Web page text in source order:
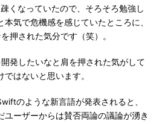
くなっていたので、そろそろ勉強し
気で危機感を感じていたところに、
押された気分です（笑）。
発したいなと肩を押された気がして
はないと思います。
のような新言語が発表されると、
ユーザーからは賛否両論の議論が湧き